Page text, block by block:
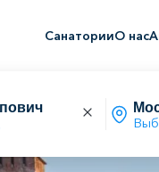
СанаторииО нас